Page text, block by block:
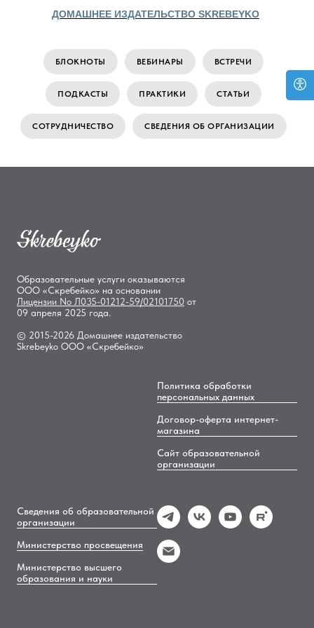
ДОМАШНЕЕ ИЗДАТЕЛЬСТВО SKREBEYKO
БЛОКНОТЫ ВЕБИНАРЫ ВСТРЕЧИ
ПОДКАСТЫ ПРАКТИКИ СТАТЬИ
СОТРУДНИЧЕСТВО СВЕДЕНИЯ ОБ ОРГАНИЗАЦИИ
Образовательные услуги оказываются
ООО «Скребейко» на основании
Лицензии No Л035-01212-59/02101750 от
09 апреля 2025 года.
© 2015-2026 Домашнее издательство
Skrebeyko ООО «Скребейко»
Политика обработки
персональных данных
Договор-оферта интернет-
магазина
Сайт образовательной
организации
Сведения об образовательной
организации
Министерство просвещения
Министерство высшего
образования и науки